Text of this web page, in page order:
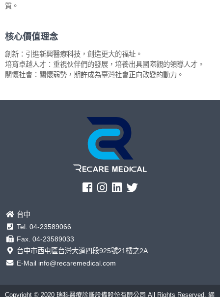
質。
核心價值理念
創新：引進新興醫療科技，創造更大的福址。
培育卓越人才：重視伙伴們的發展，培養出具國際觀的領導人才。
關懷社會：關懷弱勢，期許成為臺灣社會正向改變的動力。
台中
Tel. 04-23589066
Fax. 04-23589033
台中市西屯區台灣大道四段925號21樓之2A
E-Mail info@recaremedical.com
Copyright © 2020 瑞科醫療診斷設備股份有限公司 All Rights Reserved. 網